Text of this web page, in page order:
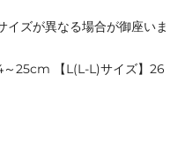
イズが異なる場合が御座いま
25cm 【L(L-L)サイズ】26